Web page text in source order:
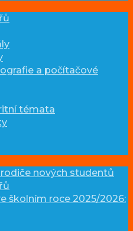
a počítačové
témata
nových studentů
školním roce 2025/2026: